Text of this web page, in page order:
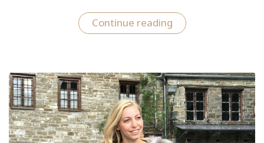
Continue reading“To
travelgirl.gr
πιο
θεαματικούς
καταρράκτες
της
Ελλάδας!”